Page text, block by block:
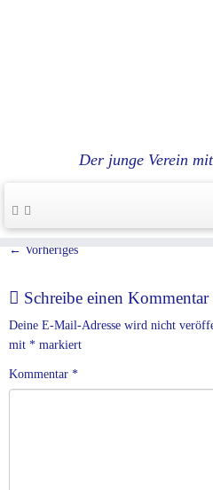
Der junge Verein
30. Oktober 2016mit den
← Vorheriges
Schreibe einen Kommentar
Deine E-Mail-Adresse wird nicht
mit * markiert
Kommentar *